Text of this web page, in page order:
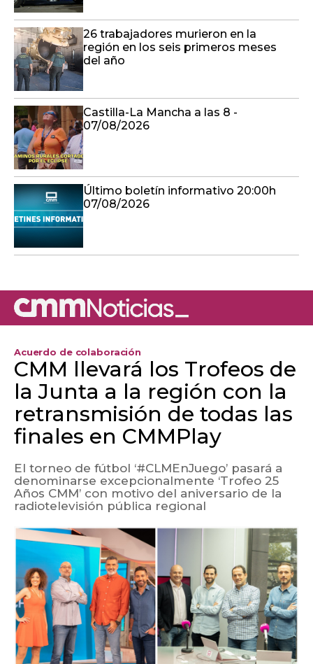
26 trabajadores murieron en la
región en los seis primeros meses
del año
Castilla-La Mancha a las 8 -
07/08/2026
Último boletín informativo 20:00h
07/08/2026
Acuerdo de colaboración
CMM llevará los Trofeos de
la Junta a la región con la
retransmisión de todas las
finales en CMMPlay
El torneo de fútbol ‘#CLMEnJuego’ pasará a
denominarse excepcionalmente ‘Trofeo 25
Años CMM’ con motivo del aniversario de la
radiotelevisión pública regional